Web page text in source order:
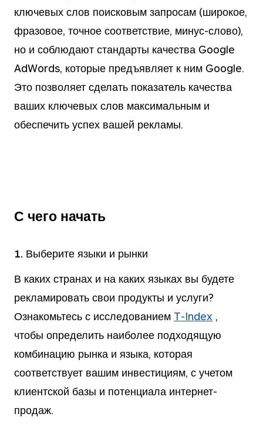
ключевых слов поисковым запросам (широкое,
фразовое, точное соответствие, минус-слово),
но и соблюдают стандарты качества Google
AdWords, которые предъявляет к ним Google.
Это позволяет сделать показатель качества
ваших ключевых слов максимальным и
обеспечить успех вашей рекламы.
С чего начать
1. Выберите языки и рынки
В каких странах и на каких языках вы будете
рекламировать свои продукты и услуги?
Ознакомьтесь с исследованием T-Index ,
чтобы определить наиболее подходящую
комбинацию рынка и языка, которая
соответствует вашим инвестициям, с учетом
клиентской базы и потенциала интернет-
продаж.